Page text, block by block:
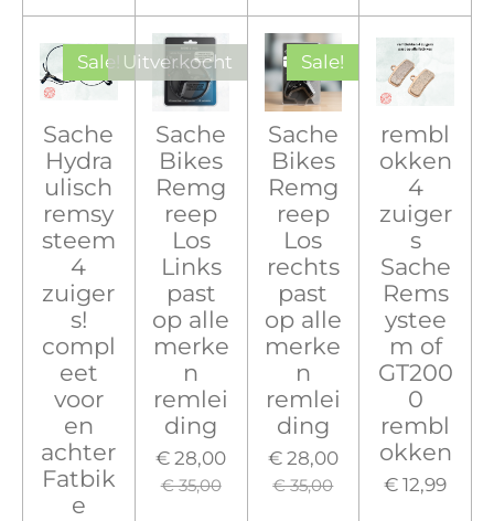
Sale!
Sache
Hydra
ulisch
remsy
steem
4
zuiger
s!
compl
eet
voor
en
achter
Fatbik
e
Uitverkocht
Sache
Bikes
Remg
reep
Los
Links
past
op alle
merke
n
remlei
ding
€ 28,00
€ 35,00
Sale!
Sache
Bikes
Remg
reep
Los
rechts
past
op alle
merke
n
remlei
ding
€ 28,00
€ 35,00
rembl
okken
4
zuiger
s
Sache
Rems
ystee
m of
GT200
0
rembl
okken
€ 12,99